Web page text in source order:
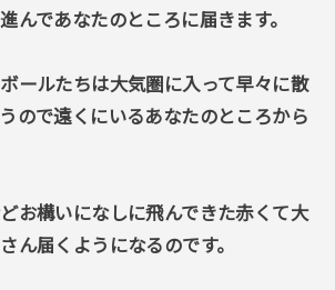
んであなたのところに届きます。
ールたちは大気圏に入って早々に散
ので遠くにいるあなたのところから
お構いになしに飛んできた赤くて大
ん届くようになるのです。